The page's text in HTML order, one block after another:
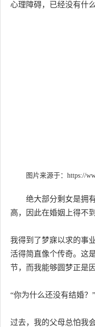
心理障碍，已经没有什
图片来源于： https://
绝大部分剩女是拥
高，因此在婚姻上得不
我得到了梦寐以求的事
活得简直像个传奇。这
节，而我能够圆梦正是
“你为什么还没有结婚？”
过去，我的父母总怕我